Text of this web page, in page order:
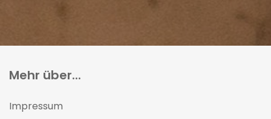
Mehr über...
Impressum